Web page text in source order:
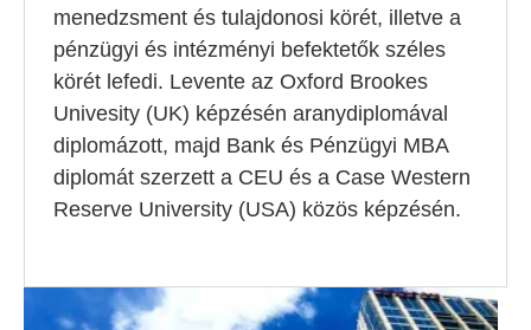
menedzsment és tulajdonosi körét, illetve a
pénzügyi és intézményi befektetők széles
körét lefedi. Levente az Oxford Brookes
Univesity (UK) képzésén aranydiplomával
diplomázott, majd Bank és Pénzügyi MBA
diplomát szerzett a CEU és a Case Western
Reserve University (USA) közös képzésén.